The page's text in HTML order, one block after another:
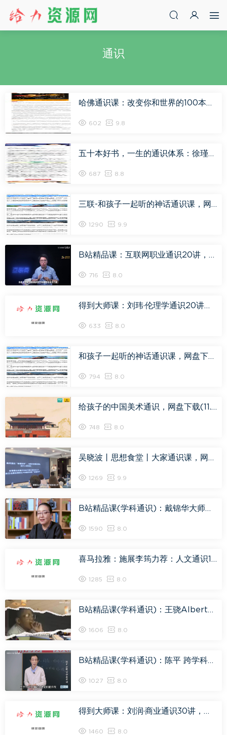
通识
哈佛通识课：改变你和世界的100本书单，网盘下载(171.00M)
602 9.8
五十本好书，一生的通识体系：徐瑾的通识课，网盘下载(881.16M)
687 8.8
三联-和孩子一起听的神话通识课，网盘下载(1.99G)
1290 9.9
B站精品课：互联网职业通识20讲，网盘下载(3.72G)
716 8.0
得到大师课：刘玮·伦理学通识20讲，网盘下载(141.15M)
633 8.0
和孩子一起听的神话通识课，网盘下载(1.83G)
794 8.0
给孩子的中国美术通识，网盘下载(11.65G)
748 8.0
吴晓波丨思想食堂丨大家通识课，网盘下载(19.26G)
1269 9.9
B站精品课(学科通识)：戴锦华大师电影课：性别与凝视，网盘下载(1.56G)
1590 8.0
喜马拉雅：施展李筠力荐：人文通识100讲｜哲学法律经济历史，网盘下载(1.14G)
1285 8.0
B站精品课(学科通识)：王骁Albert：美国背面研究报告，网盘下载(7.36G)
1606 8.0
B站精品课(学科通识)：陈平 跨学科思维，网盘下载(5.07G)
1027 8.0
得到大师课：刘润·商业通识30讲，网盘下载(221.85M)
1460 8.0